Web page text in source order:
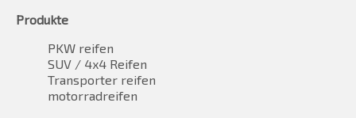
Produkte
PKW reifen
SUV / 4x4 Reifen
Transporter reifen
motorradreifen